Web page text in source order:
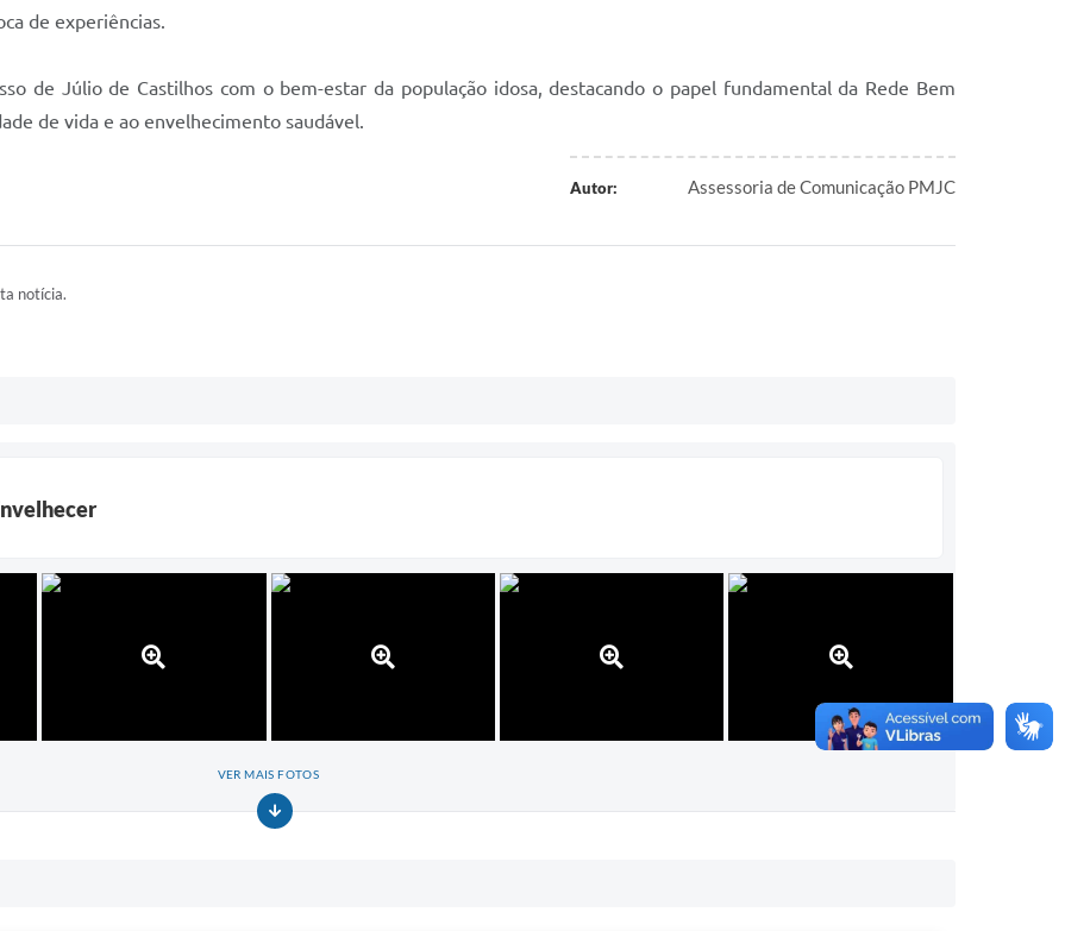
de experiências.
de Júlio de Castilhos com o bem-estar da população idosa, destacando o papel fundamental da Rede Bem
de vida e ao envelhecimento saudável.
Autor: Assessoria de Comunicação PMJC
notícia.
VER MAIS FOTOS